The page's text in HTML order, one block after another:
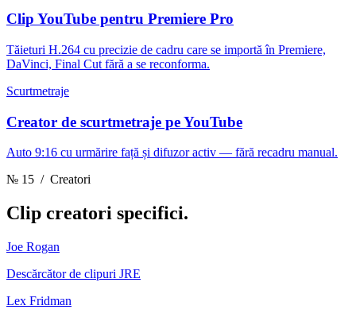
Clip YouTube pentru Premiere Pro
Tăieturi H.264 cu precizie de cadru care se importă în Premiere,
DaVinci, Final Cut fără a se reconforma.
Scurtmetraje
Creator de scurtmetraje pe YouTube
Auto 9:16 cu urmărire față și difuzor activ — fără recadru manual.
№ 15 / Creatori
Clip creatori specifici.
Joe Rogan
Descărcător de clipuri JRE
Lex Fridman